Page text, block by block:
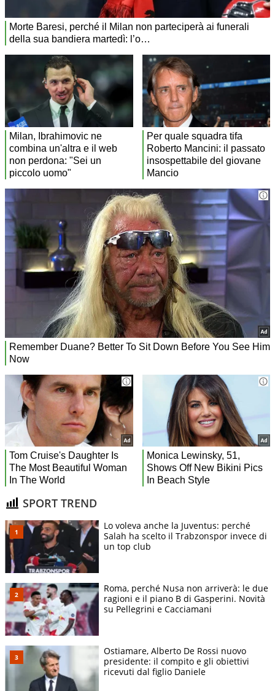
SPORT TREND
Lo voleva anche la Juventus: perché
Salah ha scelto il Trabzonspor invece di
un top club
Roma, perché Nusa non arriverà: le due
ragioni e il piano B di Gasperini. Novità
su Pellegrini e Cacciamani
Ostiamare, Alberto De Rossi nuovo
presidente: il compito e gli obiettivi
ricevuti dal figlio Daniele